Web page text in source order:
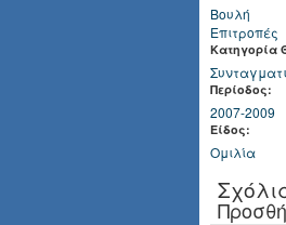
Βουλή
Επιτροπές
Κατηγορία
Περίοδος:
2007-2009
Είδος:
Ομιλία